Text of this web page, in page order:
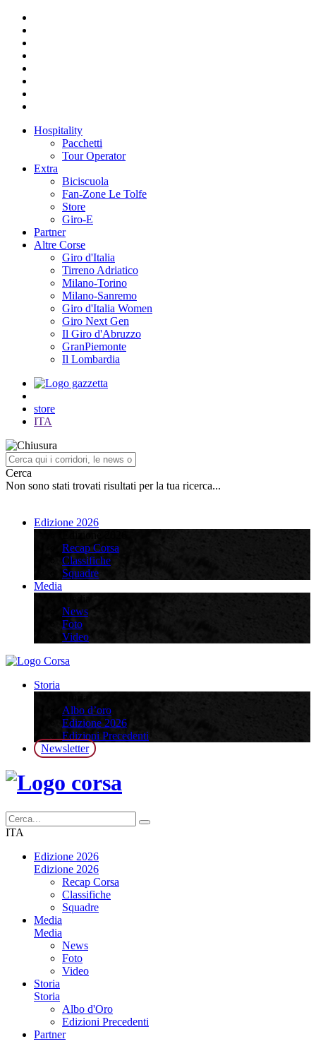
Hospitality
Pacchetti
Tour Operator
Extra
Biciscuola
Fan-Zone Le Tolfe
Store
Giro-E
Partner
Altre Corse
Giro d'Italia
Tirreno Adriatico
Milano-Torino
Milano-Sanremo
Giro d'Italia Women
Giro Next Gen
Il Giro d'Abruzzo
GranPiemonte
Il Lombardia
store
ITA
Cerca
Non sono stati trovati risultati per la tua ricerca...
Edizione 2026
Recap Corsa
Classifiche
Squadre
Media
News
Foto
Video
Storia
Albo d’oro
Edizione 2026
Edizioni Precedenti
Newsletter
ITA
Edizione 2026
Edizione 2026
Recap Corsa
Classifiche
Squadre
Media
Media
News
Foto
Video
Storia
Storia
Albo d'Oro
Edizioni Precedenti
Partner